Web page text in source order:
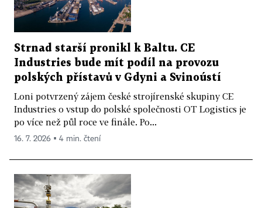
Strnad starší pronikl k Baltu. CE
Industries bude mít podíl na provozu
polských přístavů v Gdyni a Svinoústí
Loni potvrzený zájem české strojírenské skupiny CE
Industries o vstup do polské společnosti OT Logistics je
po více než půl roce ve finále. Po...
16. 7. 2026 ▪ 4 min. čtení